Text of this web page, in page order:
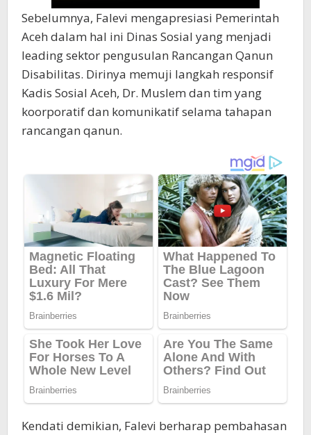
Sebelumnya, Falevi mengapresiasi Pemerintah
Aceh dalam hal ini Dinas Sosial yang menjadi
leading sektor pengusulan Rancangan Qanun
Disabilitas. Dirinya memuji langkah responsif
Kadis Sosial Aceh, Dr. Muslem dan tim yang
koorporatif dan komunikatif selama tahapan
rancangan qanun.
Kendati demikian, Falevi berharap pembahasan